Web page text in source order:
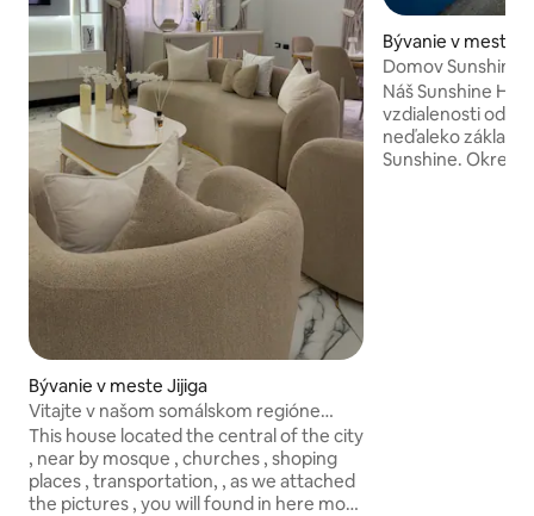
Bývanie v meste Jijiga
Vitajte v našom somálskom regióne
Jijiga, Etiópia Airbnb
This house located the central of the city
, near by mosque , churches , shoping
places , transportation, , as we attached
the pictures , you will found in here more
Bývanie v meste
Domov Sunshine
Náš Sunshine
vzdialenosti od
neďaleko
Sunshine. Okrem